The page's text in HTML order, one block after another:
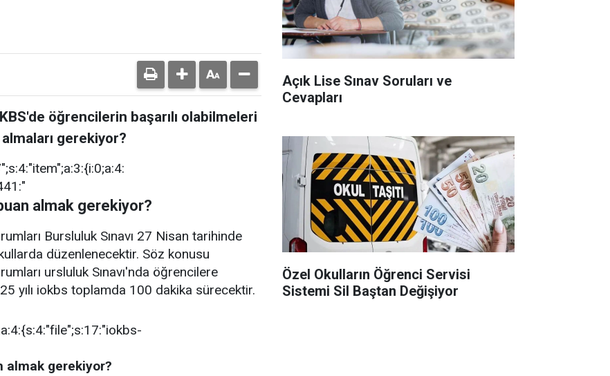
öğrencilerin başarılı olabilmeleri
gerekiyor?
almak gerekiyor?
Bursluluk Sınavı 27 Nisan tarihinde
düzenlenecektir. Söz konusu
ursluluk Sınavı'nda öğrencilere
yılı iokbs toplamda 100 dakika sürecektir.
almak gerekiyor?
Açık Lise Sınav Soruları ve
Cevapları
Özel Okulların Öğrenci Servisi
Sistemi Sil Baştan Değişiyor